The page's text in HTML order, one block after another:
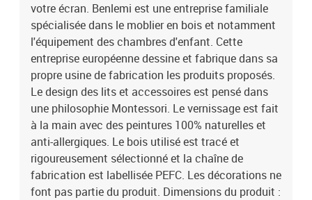
votre écran. Benlemi est une entreprise familiale
spécialisée dans le moblier en bois et notamment
l'équipement des chambres d'enfant. Cette
entreprise européenne dessine et fabrique dans sa
propre usine de fabrication les produits proposés.
Le design des lits et accessoires est pensé dans
une philosophie Montessori. Le vernissage est fait
à la main avec des peintures 100% naturelles et
anti-allergiques. Le bois utilisé est tracé et
rigoureusement sélectionné et la chaîne de
fabrication est labellisée PEFC. Les décorations ne
font pas partie du produit. Dimensions du produit :